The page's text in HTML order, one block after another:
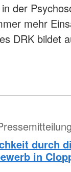
der
mehr
DRK bildet
durch
in